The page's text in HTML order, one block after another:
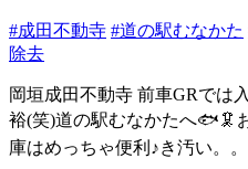
#成田不動寺 #道の駅むなかた
除去
岡垣成田不動寺 前車GRでは
裕(笑)道の駅むなかたへ🐟🦑
庫はめっちゃ便利♪き汚い。